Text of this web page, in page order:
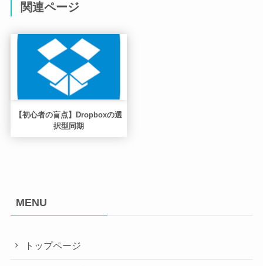
関連ページ
【初心者の盲点】Dropboxの選
択型同期
MENU
トップページ